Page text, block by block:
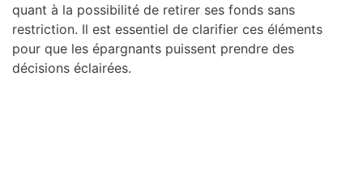
quant à la possibilité de retirer ses fonds sans
restriction. Il est essentiel de clarifier ces éléments
pour que les épargnants puissent prendre des
décisions éclairées.